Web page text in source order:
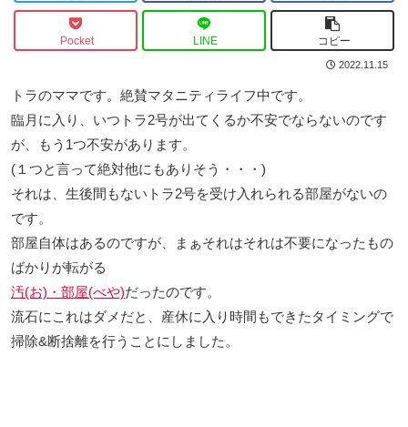
Pocket LINE コピー
2022.11.15
トラのママです。絶賛マタニティライフ中です。
臨月に入り、いつトラ2号が出てくるか不安でならないのです
が、もう1つ不安があります。
(１つと言って絶対他にもありそう・・・)
それは、生後間もないトラ2号を受け入れられる部屋がないの
です。
部屋自体はあるのですが、まぁそれはそれは不要になったもの
ばかりが転がる
汚(お)・部屋(べや)だったのです。
流石にこれはダメだと、産休に入り時間もできたタイミングで
掃除&断捨離を行うことにしました。